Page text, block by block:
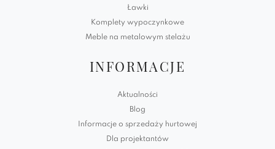
Ławki
Komplety wypoczynkowe
Meble na metalowym stelażu
INFORMACJE
Aktualności
Blog
Informacje o sprzedaży hurtowej
Dla projektantów